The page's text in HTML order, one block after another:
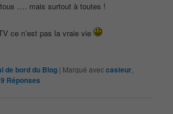
…. mais surtout à toutes !
ce n’est pas la vraie vie
de bord du Blog | Marqué aveccasteur
9 Réponses